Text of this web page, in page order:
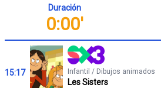
Duración
0:00'
15:17 Infantil / Dibujos animados
Les Sisters